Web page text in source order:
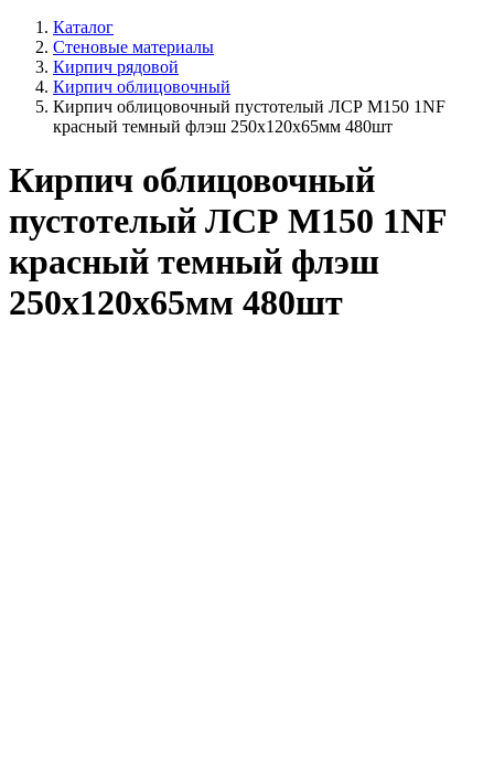
Каталог
Стеновые материалы
Кирпич рядовой
Кирпич облицовочный
Кирпич облицовочный пустотелый ЛСР М150 1NF
красный темный флэш 250х120х65мм 480шт
Кирпич облицовочный
пустотелый ЛСР М150 1NF
красный темный флэш
250х120х65мм 480шт